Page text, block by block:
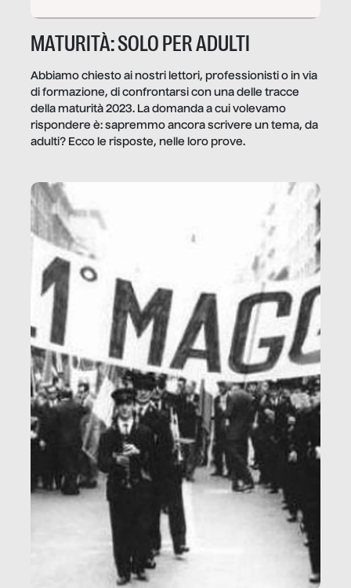
MATURITÀ: SOLO PER ADULTI
Abbiamo chiesto ai nostri lettori, professionisti o in via
di formazione, di confrontarsi con una delle tracce
della maturità 2023. La domanda a cui volevamo
rispondere è: sapremmo ancora scrivere un tema, da
adulti? Ecco le risposte, nelle loro prove.